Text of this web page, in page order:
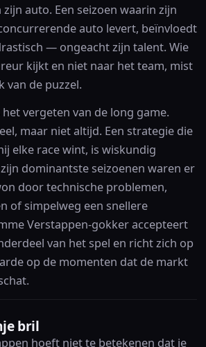
auto. Een seizoen waarin zijn
auto levert, beïnvloedt
— ongeacht zijn talent. Wie
kijkt en niet naar het team, mist
van de puzzel.
vergeten van de long game.
maar niet altijd. Een strategie die
elke race wint, is wiskundig
dominantste seizoenen waren er
door technische problemen,
of simpelweg een snellere
Verstappen-gokker accepteert
van het spel en richt zich op
op de momenten dat de markt
bril
hoeft niet te betekenen dat je